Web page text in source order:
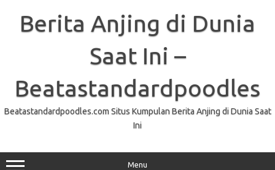
contentBerita Anjing di Dunia
Saat Ini –
Beatastandardpoodles
Beatastandardpoodles.com Situs Kumpulan Berita Anjing di Dunia Saat
Ini
Menu